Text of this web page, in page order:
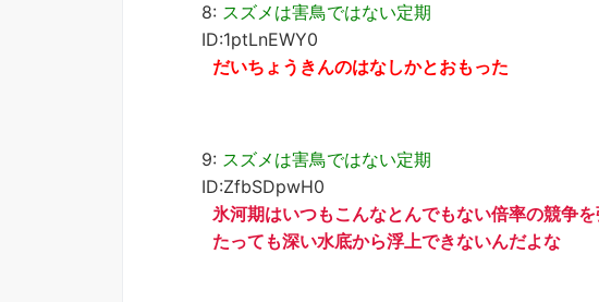
8: スズメは害鳥ではない定期
ID:1ptLnEWY0
だいちょうきんのはなしかとおもった
9: スズメは害鳥ではない定期
ID:ZfbSDpwH0
氷河期はいつもこんなとんでもない倍率の競争
たっても深い水底から浮上できないんだよな